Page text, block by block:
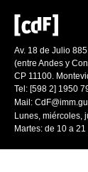
Av. 18 de Julio 885
(entre Andes y
CP 11100.
Tel: [598 2] 1950
Mail:
Lunes, miércoles,
Martes: de 10 a